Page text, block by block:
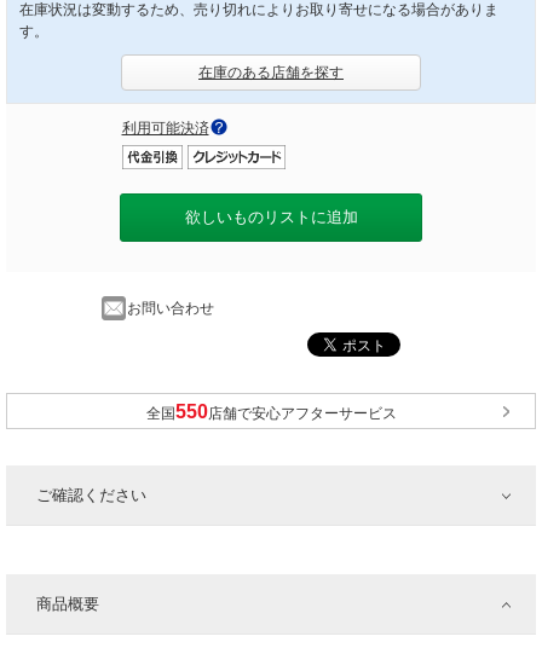
在庫状況は変動するため、売り切れによりお取り寄せになる場合がありま
す。
在庫のある店舗を探す
利用可能決済
欲しいものリストに追加
お問い合わせ
全国 店舗で安心アフターサービス
ご確認ください
商品概要